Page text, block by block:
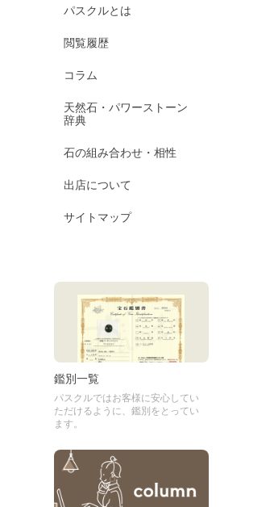
パスクルとは
閲覧履歴
コラム
天然石・パワーストーン
辞典
石の組み合わせ・相性
出店について
サイトマップ
鑑別一覧
パスクルではお客様に安心してい
ただけるように、鑑別をとってい
ます。